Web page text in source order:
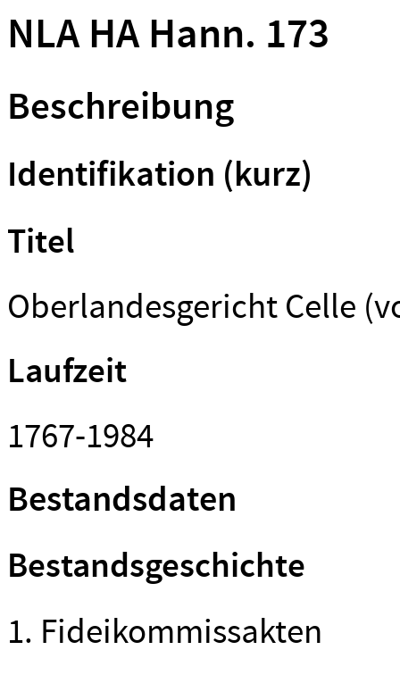
NLA HA Hann. 173
Beschreibung
Identifikation (kurz)
Titel
Oberlandesgericht Celle
Laufzeit
1767-1984
Bestandsdaten
Bestandsgeschichte
1. Fideikommissakten